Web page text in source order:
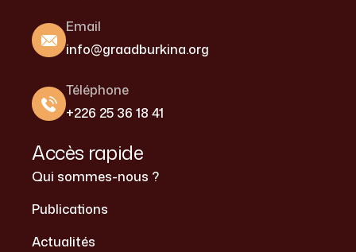
Email
info@graadburkina.org
Téléphone
+226 25 36 18 41
Accès rapide
Qui sommes-nous ?
Publications
Actualités